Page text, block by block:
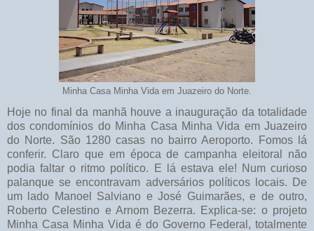
Minha Casa Minha Vida em Juazeiro do Norte.
Hoje no final da manhã houve a inauguração da totalidade
dos condomínios do Minha Casa Minha Vida em Juazeiro
do Norte. São 1280 casas no bairro Aeroporto. Fomos lá
conferir. Claro que em época de campanha eleitoral não
podia faltar o ritmo político. E lá estava ele! Num curioso
palanque se encontravam adversários políticos locais. De
um lado Manoel Salviano e José Guimarães, e de outro,
Roberto Celestino e Arnom Bezerra. Explica-se: o projeto
Minha Casa Minha Vida é do Governo Federal, totalmente